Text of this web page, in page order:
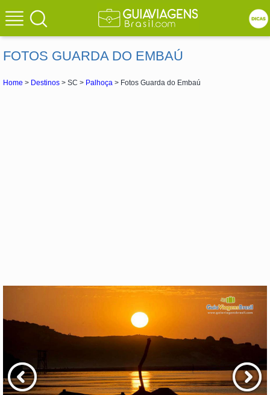
FOTOS GUARDA DO EMBAÚ
Home > Destinos > SC > Palhoça > Fotos Guarda do Embaú